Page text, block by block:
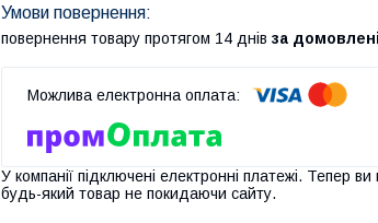
повернення товару протягом 14 днів за
У компанії підключені електронні платежі. Тепер
будь-який товар не покидаючи сайту.